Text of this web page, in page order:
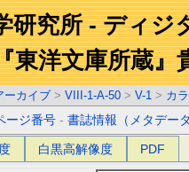
研究所 - ディジ
東洋文庫所蔵』
ーカイブ > VIII-1-A-50 > V-1 > カ
ージ番号 -書誌情報（メタデー
白黒高解像度 PDF